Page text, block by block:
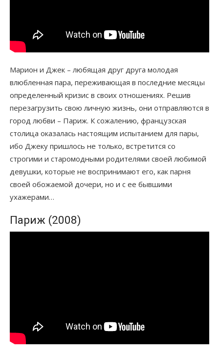
Марион и Джек – любящая друг друга молодая
влюбленная пара, переживающая в последние месяцы
определенный кризис в своих отношениях. Решив
перезагрузить свою личную жизнь, они отправляются в
город любви – Париж. К сожалению, французская
столица оказалась настоящим испытанием для пары,
ибо Джеку пришлось не только, встретится со
строгими и старомодными родителями своей любимой
девушки, которые не воспринимают его, как парня
своей обожаемой дочери, но и с ее бывшими
ухажерами…
Париж (2008)